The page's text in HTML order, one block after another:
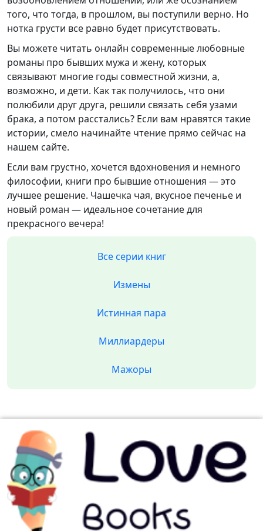
того, что тогда, в прошлом, вы поступили верно. Но
нотка грусти все равно будет присутствовать.
Вы можете читать онлайн современные любовные
романы про бывших мужа и жену, которых
связывают многие годы совместной жизни, а,
возможно, и дети. Как так получилось, что они
полюбили друг друга, решили связать себя узами
брака, а потом расстались? Если вам нравятся такие
истории, смело начинайте чтение прямо сейчас на
нашем сайте.
Если вам грустно, хочется вдохновения и немного
философии, книги про бывшие отношения — это
лучшее решение. Чашечка чая, вкусное печенье и
новый роман — идеальное сочетание для
прекрасного вечера!
Все серии книг
Измены
Истинная пара
Миллиардеры
Мажоры